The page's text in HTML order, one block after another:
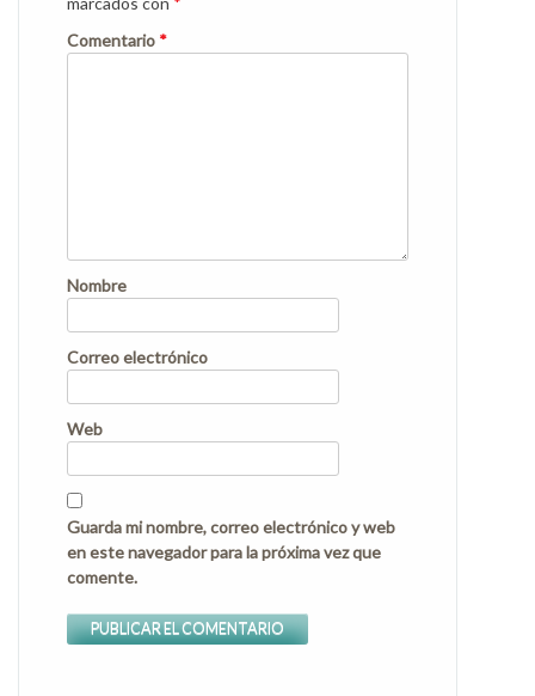
Comentario *
Nombre
Correo electrónico
Web
Guarda mi nombre, correo electrónico y web
en este navegador para la próxima vez que
comente.